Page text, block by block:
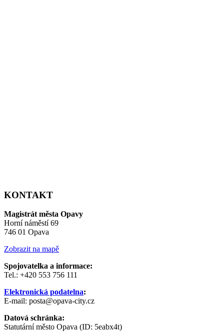
KONTAKT
Magistrát města Opavy
Horní náměstí 69
746 01 Opava
Zobrazit na mapě
Spojovatelka a informace:
Tel.: +420 553 756 111
Elektronická podatelna:
E-mail: posta@opava-city.cz
Datová schránka:
Statutární město Opava (ID: 5eabx4t)